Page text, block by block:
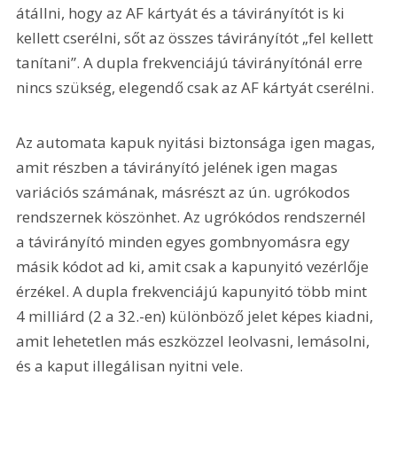
átállni, hogy az AF kártyát és a távirányítót is ki
kellett cserélni, sőt az összes távirányítót „fel kellett
tanítani”. A dupla frekvenciájú távirányítónál erre
nincs szükség, elegendő csak az AF kártyát cserélni.
Az automata kapuk nyitási biztonsága igen magas,
amit részben a távirányító jelének igen magas
variációs számának, másrészt az ún. ugrókodos
rendszernek köszönhet. Az ugrókódos rendszernél
a távirányító minden egyes gombnyomásra egy
másik kódot ad ki, amit csak a kapunyitó vezérlője
érzékel. A dupla frekvenciájú kapunyitó több mint
4 milliárd (2 a 32.-en) különböző jelet képes kiadni,
amit lehetetlen más eszközzel leolvasni, lemásolni,
és a kaput illegálisan nyitni vele.